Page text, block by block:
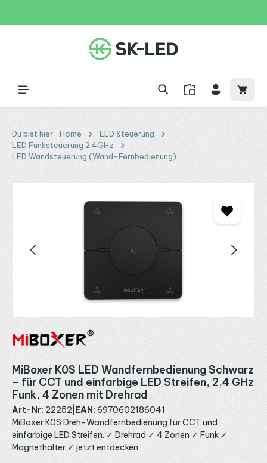
Du bist hier: Home
LED Steuerung
LED Funksteuerung 2,4GHz
LED Wandsteuerung (Wand-Fernbedienung)
MiBoxer K0S LED Wandfernbedienung Schwarz
– für CCT und einfarbige LED Streifen, 2,4 GHz
Funk, 4 Zonen mit Drehrad
Art-Nr: 22252 EAN: 6970602186041
MiBoxer K0S Dreh-Wandfernbedienung für CCT und
einfarbige LED Streifen. ✓ Drehrad ✓ 4 Zonen ✓ Funk ✓
Magnethalter ✓ jetzt entdecken